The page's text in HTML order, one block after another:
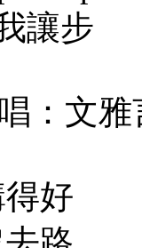
讓步
：文雅
好